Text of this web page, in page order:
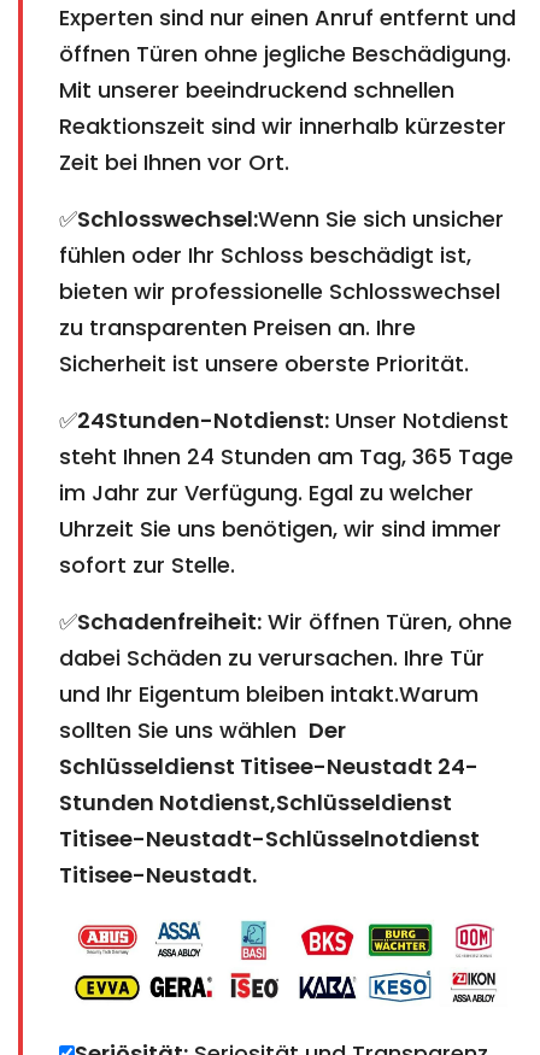
Experten sind nur einen Anruf entfernt und
öffnen Türen ohne jegliche Beschädigung.
Mit unserer beeindruckend schnellen
Reaktionszeit sind wir innerhalb kürzester
Zeit bei Ihnen vor Ort.
✅Schlosswechsel:Wenn Sie sich unsicher
fühlen oder Ihr Schloss beschädigt ist,
bieten wir professionelle Schlosswechsel
zu transparenten Preisen an. Ihre
Sicherheit ist unsere oberste Priorität.
✅24Stunden-Notdienst: Unser Notdienst
steht Ihnen 24 Stunden am Tag, 365 Tage
im Jahr zur Verfügung. Egal zu welcher
Uhrzeit Sie uns benötigen, wir sind immer
sofort zur Stelle.
✅Schadenfreiheit: Wir öffnen Türen, ohne
dabei Schäden zu verursachen. Ihre Tür
und Ihr Eigentum bleiben intakt.Warum
sollten Sie uns wählen Der
Schlüsseldienst Titisee-Neustadt 24-
Stunden Notdienst,Schlüsseldienst
Titisee-Neustadt-Schlüsselnotdienst
Titisee-Neustadt.